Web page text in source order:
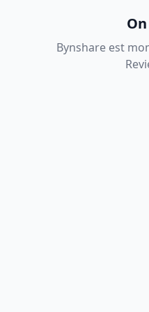
Bynshare est